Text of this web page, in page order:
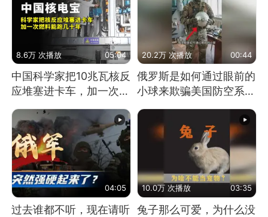
8.6万 次播放 05:04
中国科学家把10兆瓦核反
应堆塞进卡车，加一次燃
20.2万 次播放 00:44
俄罗斯是如何通过眼前的
小球来欺骗美国防空系统
04:05
过去谁都不听，现在请听
10.0万 次播放 03:35
兔子那么可爱，为什么没